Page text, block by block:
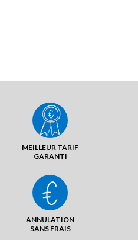
MEILLEUR TARIF
GARANTI
ANNULATION
SANS FRAIS